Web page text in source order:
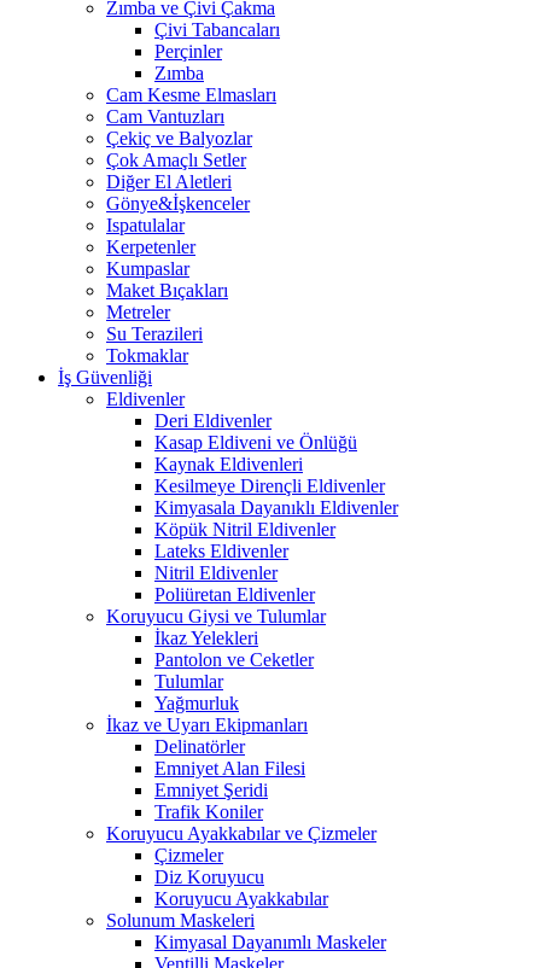
Zımba ve Çivi Çakma
Çivi Tabancaları
Perçinler
Zımba
Cam Kesme Elmasları
Cam Vantuzları
Çekiç ve Balyozlar
Çok Amaçlı Setler
Diğer El Aletleri
Gönye&İşkenceler
Ispatulalar
Kerpetenler
Kumpaslar
Maket Bıçakları
Metreler
Su Terazileri
Tokmaklar
İş Güvenliği
Eldivenler
Deri Eldivenler
Kasap Eldiveni ve Önlüğü
Kaynak Eldivenleri
Kesilmeye Dirençli Eldivenler
Kimyasala Dayanıklı Eldivenler
Köpük Nitril Eldivenler
Lateks Eldivenler
Nitril Eldivenler
Poliüretan Eldivenler
Koruyucu Giysi ve Tulumlar
İkaz Yelekleri
Pantolon ve Ceketler
Tulumlar
Yağmurluk
İkaz ve Uyarı Ekipmanları
Delinatörler
Emniyet Alan Filesi
Emniyet Şeridi
Trafik Koniler
Koruyucu Ayakkabılar ve Çizmeler
Çizmeler
Diz Koruyucu
Koruyucu Ayakkabılar
Solunum Maskeleri
Kimyasal Dayanımlı Maskeler
Ventilli Maskeler